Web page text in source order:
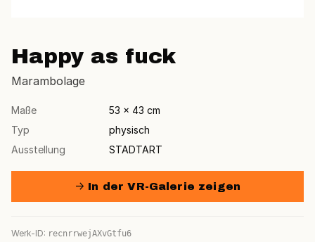
Happy as fuck
Marambolage
Maße
53 × 43 cm
Typ
physisch
Ausstellung
STADTART
→ In der VR-Galerie zeigen
Werk-ID: recnrrwejAXvGtfu6